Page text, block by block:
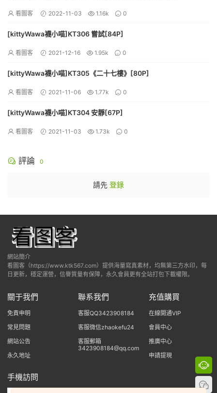
看圖客 2022-11-03 1.16k 0
[kittyWawa襪小喵]KT306 嘗試[84P]
看圖客 2021-12-16 1.95k 0
[kittyWawa襪小喵]KT305《二十七樓》[80P]
看圖客 2021-11-06 1.77k 0
[kittyWawa襪小喵]KT304 安靜[67P]
看圖客 2021-11-03 1.73k 0
評論 0
請先 登錄
網站簡介
看圖客（https://www.ktk567.com）提供海量寫真素材，均無第三方水印，每
日更新，穩定運營，信譽質量有保障，永久會員更有全站打包下載權限。
關于我們
免責申明
常見問題
網站公告
永久地址
聯系我們
客服QQ3423908184
客服微信zhaokefu24
客服郵箱
3423908184@qq.com
充值購買
在線開通VIP
會員中心
推廣中心
申請提現
手機訪問